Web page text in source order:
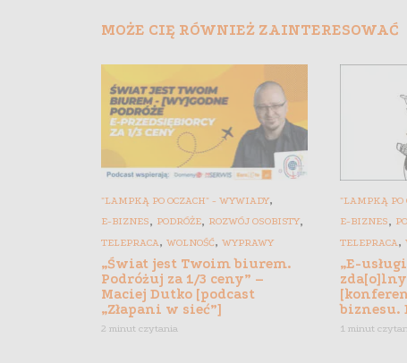
MOŻE CIĘ RÓWNIEŻ ZAINTERESOWAĆ
"LAMPKĄ PO OCZACH" - WYWIADY,
E-BIZNES, PODRÓŻE, ROZWÓJ OSOBISTY,
TELEPRACA, WOLNOŚĆ, WYPRAWY
„Świat jest Twoim biurem.
Podróżuj za 1/3 ceny” –
Maciej Dutko [podcast
„Złapani w sieć”]
2 minut czytania
"LAMPKĄ PO
E-BIZNES,
TELEPRACA,
„E-
biznesu.
1 minut